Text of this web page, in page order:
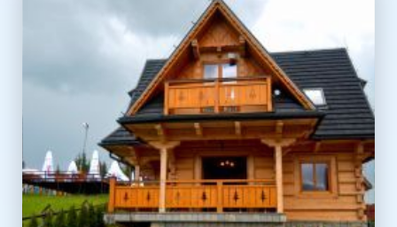
Domek ŚWIERKprzygotowanyzostałdo
przyjęcia
6-8 osób.
ZOBACZ OBIEKT